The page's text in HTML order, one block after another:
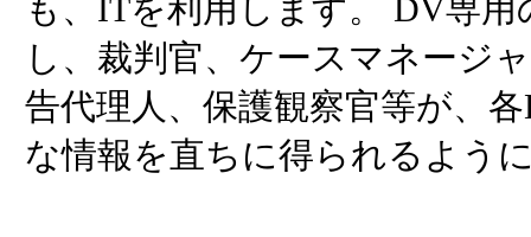
も、ITを利用します。 DV専
し、裁判官、ケースマネージ
告代理人、保護観察官等が、
な情報を直ちに得られるよう